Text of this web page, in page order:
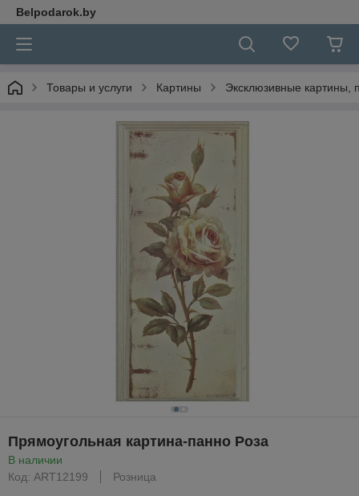
Belpodarok.by
Товары и услуги Картины Эксклюзивные картины,
Прямоугольная картина-панно Роза
В наличии
Код: ART12199
Розница